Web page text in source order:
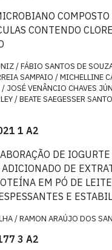
COMPOSTO
CONTENDO
/ FÁBIO SANTOS DE
SAMPAIO / MICHELLINE
JOSÉ VENÂNCIO CHAVES
/ BEATE SAEGESSER
1 A2
DE
DE
EM PÓ DE
E
/ RAMON ARAÚJO DOS
3 A2